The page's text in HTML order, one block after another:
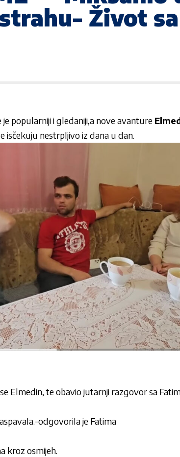
Život
je popularniji i gledaniji,a nove avanture
isčekuju nestrpljivo iz dana u dan.
Elmedin, te obavio jutarnji razgovor sa
odgovorila je Fatima
kroz osmijeh.